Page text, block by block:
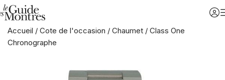
Accueil / Cote de l'occasion / Chaumet / Class One
Chronographe